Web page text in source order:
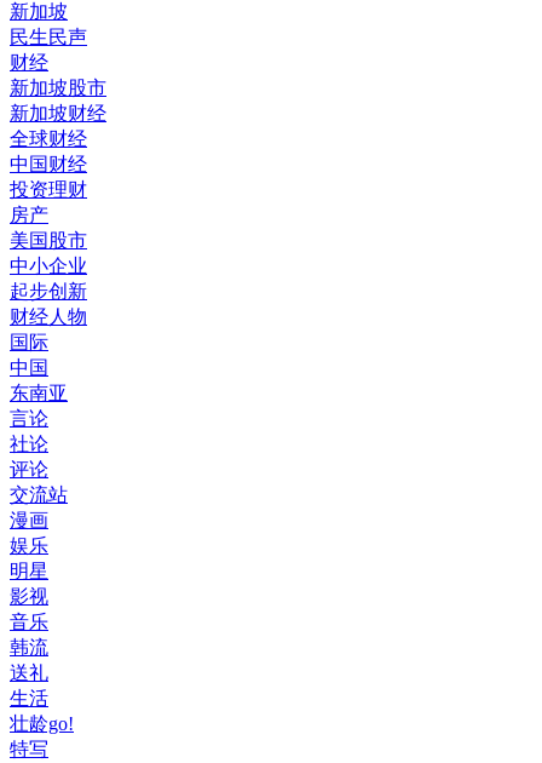
新加坡
民生民声
财经
新加坡股市
新加坡财经
全球财经
中国财经
投资理财
房产
美国股市
中小企业
起步创新
财经人物
国际
中国
东南亚
言论
社论
评论
交流站
漫画
娱乐
明星
影视
音乐
韩流
送礼
生活
壮龄go!
特写